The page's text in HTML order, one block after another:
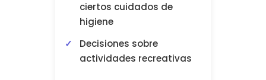
ciertos cuidados de
higiene
Decisiones sobre
actividades recreativas